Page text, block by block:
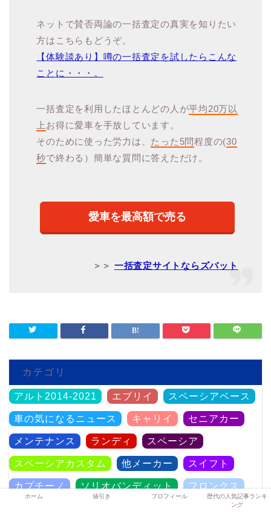
ネットで賛否両論の一括査定の真実を知りたい
方はこちらもどうぞ。
【体験談あり】噂の一括査定を試したらこんな
ことに・・・。
一括査定を利用したほとんどの人が平均20万以
上 お得に愛車を手放しています。
そのために使った労力は、 たった5問程度の(30
秒で終わる）簡単な質問に答えただけ。
愛車を最高額で売る
＞＞ 一括査定サイトならズバット
カテゴリ
アルト2014-2021 エブリイ スペーシアベース
車の気になるニュース キャリイ セニアカー
メンテナンス ランディ スペーシア
スペーシアカスタム 他メーカー スイフト
カプチーノ ソリオバンディット フロンクス
ホーム 値引き プロフィール
歴代の人気記事ランキ
ング